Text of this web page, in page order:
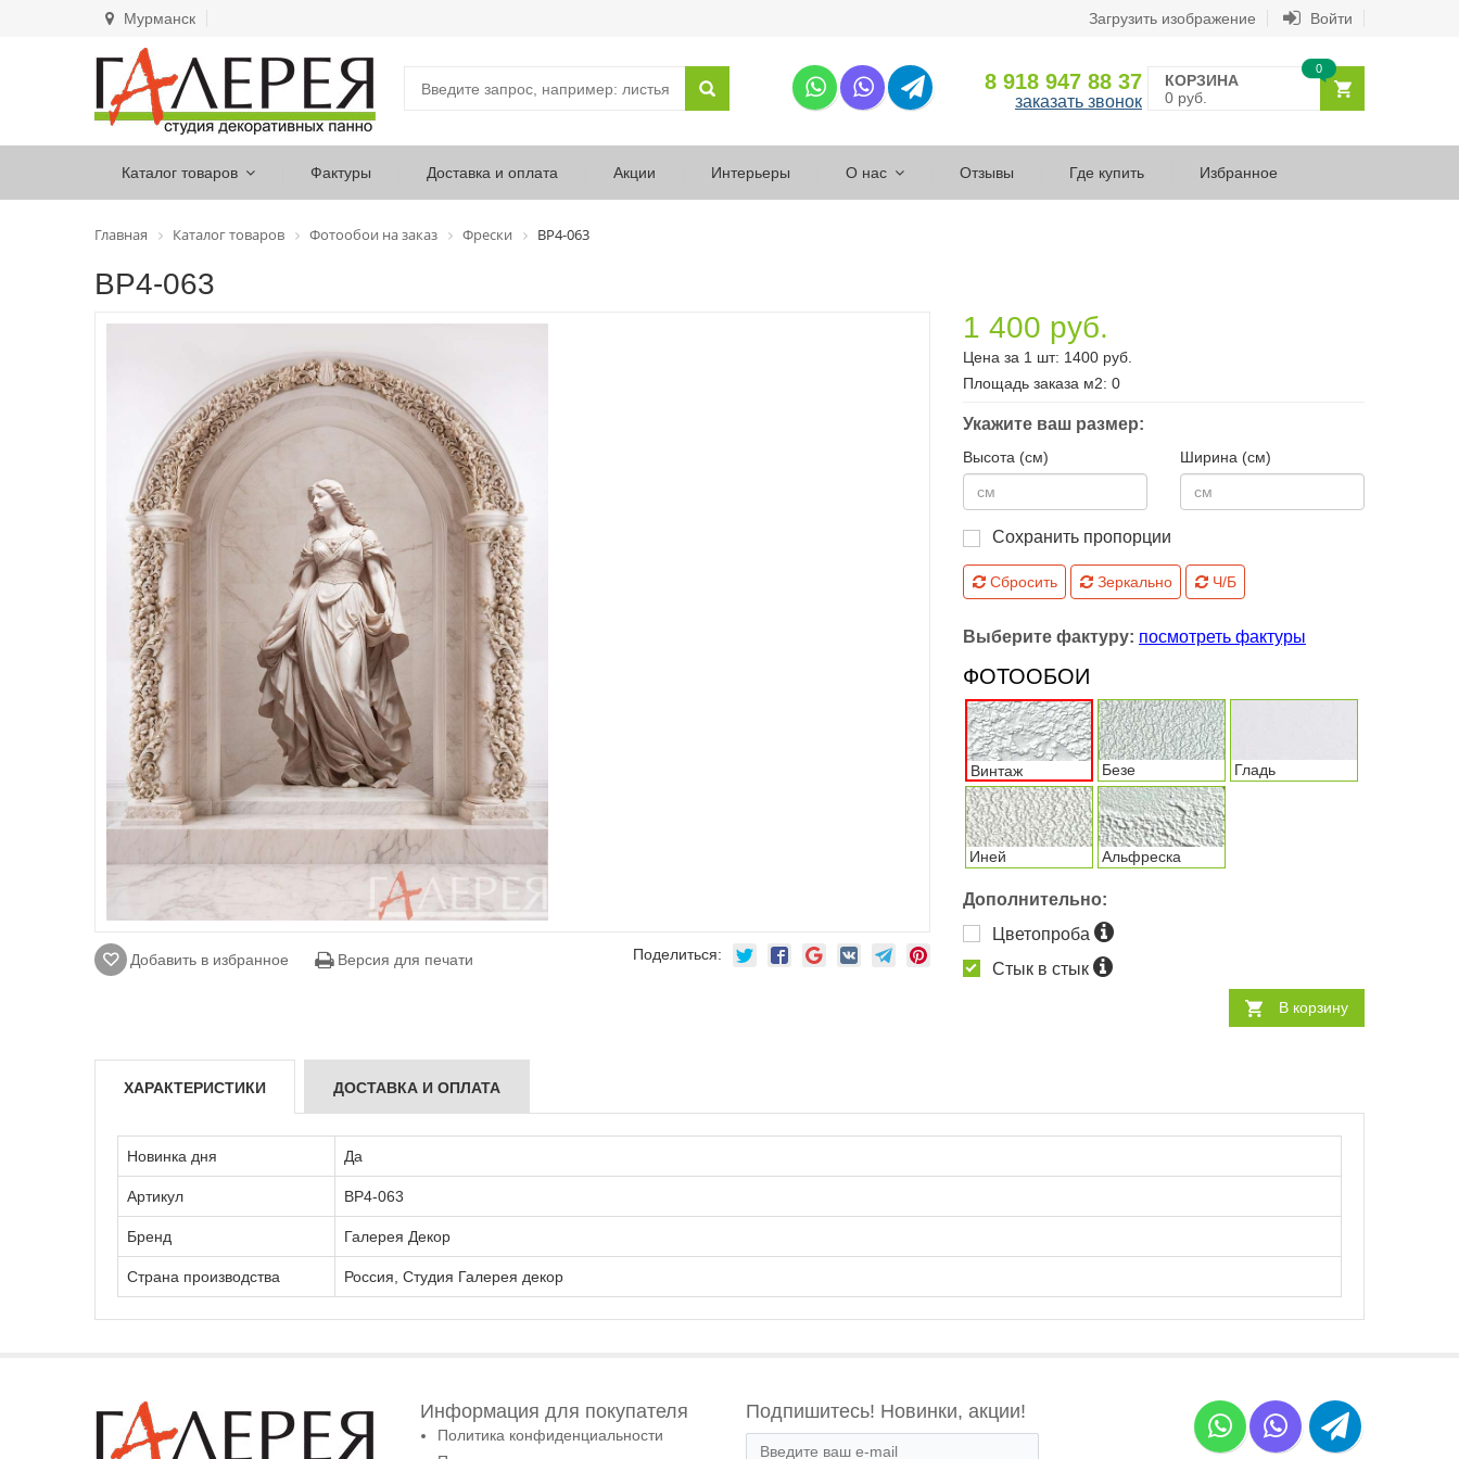
Мурманск Загрузить изображение Войти
8 918 947 88 37
заказать звонок
КОРЗИНА
0 руб.
0
Каталог товаров Фактуры Доставка и оплата Акции Интерьеры О нас Отзывы Где купить Избранное
Главная Каталог товаров Фотообои на заказ Фрески ВР4-063
ВР4-063
Добавить в избранное Версия для печати Поделиться:
1 400 руб.
Цена за 1 шт: 1400 руб.
Площадь заказа м2: 0
Укажите ваш размер:
Высота (см) Ширина (см)
Сохранить пропорции
Сбросить Зеркально Ч/Б
Выберите фактуру: посмотреть фактуры
ФОТООБОИ
Винтаж Безе Гладь
Иней Альфреска
Дополнительно:
Цветопроба
Стык в стык
В корзину
ХАРАКТЕРИСТИКИ ДОСТАВКА И ОПЛАТА
Новинка дня Да
Артикул ВР4-063
Бренд Галерея Декор
Страна производства Россия, Студия Галерея декор
Информация для покупателя
Политика конфиденциальности
Подпишитесь! Новинки, акции!